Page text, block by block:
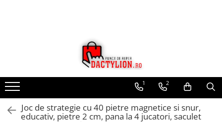
1 2
Joc de strategie cu 40 pietre magnetice si snur,
educativ, pietre 2 cm, pana la 4 jucatori, saculet